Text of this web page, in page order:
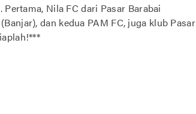
Nila FC dari Pasar Barabai
dan kedua PAM FC, juga klub Pasar